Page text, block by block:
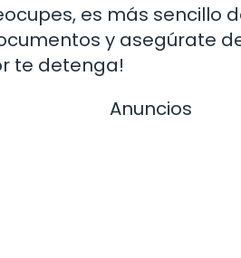
es más sencillo
y asegúrate
te detenga!
Anuncios